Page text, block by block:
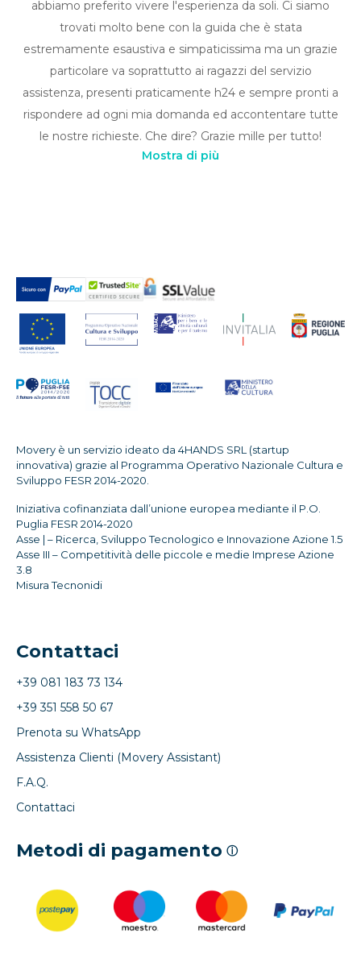
abbiamo preferito vivere l'esperienza da soli. Ci siamo
trovati molto bene con la guida che è stata
estremamente esaustiva e simpaticissima ma un grazie
particolare va soprattutto ai ragazzi del servizio
assistenza, presenti praticamente h24 e sempre pronti a
rispondere ad ogni mia domanda ed accontentare tutte
le nostre richieste. Che dire? Grazie mille per tutto!
Mostra di più
Movery è un servizio ideato da 4HANDS SRL (startup
innovativa) grazie al Programma Operativo Nazionale Cultura e
Sviluppo FESR 2014-2020.
Iniziativa cofinanziata dall’unione europea mediante il P.O.
Puglia FESR 2014-2020
Asse | – Ricerca, Sviluppo Tecnologico e Innovazione Azione 1.5
Asse III – Competitività delle piccole e medie Imprese Azione
3.8
Misura Tecnonidi
Contattaci
+39 081 183 73 134
+39 351 558 50 67
Prenota su WhatsApp
Assistenza Clienti (Movery Assistant)
F.A.Q.
Contattaci
Metodi di pagamento ⓘ